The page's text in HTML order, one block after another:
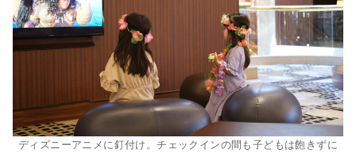
ディズニーアニメに釘付け。チェックインの間も子どもは飽きずに